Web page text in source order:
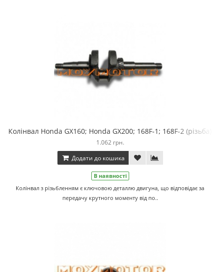
Колінвал Honda GX160; Honda GX200; 168F-1; 168F-2 (різьба)
1.062 грн.
Додати до кошика
В наявності
Колінвал з різьбленням є ключовою деталлю двигуна, що відповідає за
передачу крутного моменту від по..